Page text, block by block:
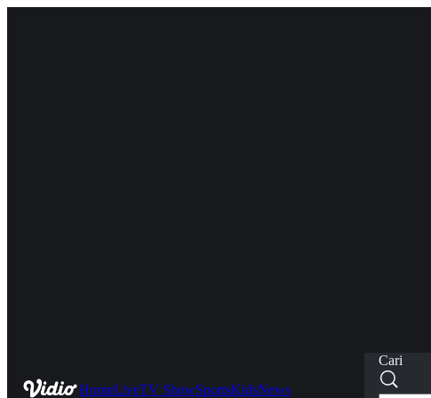
HomeLiveTV ShowSportsKidsNews
Cari